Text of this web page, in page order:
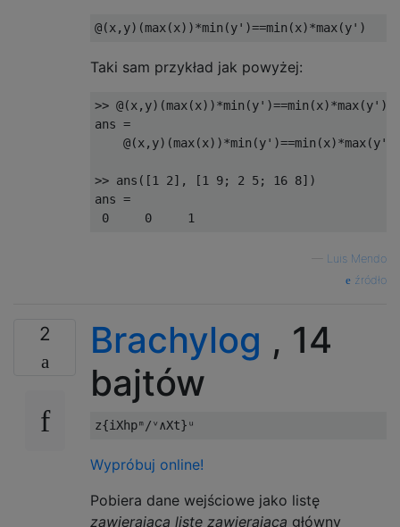
Taki sam przykład jak powyżej:
>> @(x,y)(max(x))*min(y')==min(x)*max(y')
ans =
    @(x,y)(max(x))*min(y')==min(x)*max(y')
>> ans([1 2], [1 9; 2 5; 16 8])
ans =
Luis Mendo
źródło
2 Brachylog , 14
bajtów
Wypróbuj online!
Pobiera dane wejściowe jako listę
zawierającą listę zawierającą główny